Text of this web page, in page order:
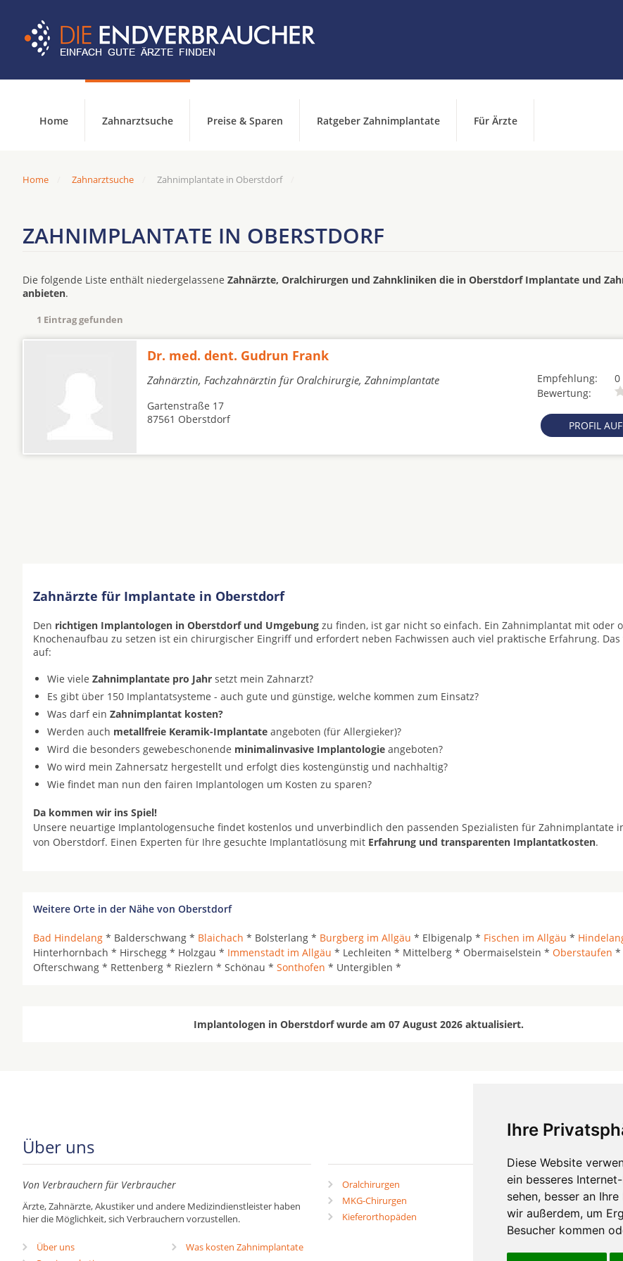
Ihre
Diese Website
ein besseres
sehen, besser an
wir außerdem, um
Besucher kommen
Home Zahnarztsuche Preise & Sparen Ratgeber Zahnimplantate Für Ärzte
Home Zahnarztsuche Zahnimplantate in Oberstdorf
ZAHNIMPLANTATE IN OBERSTDORF
Die folgende Liste enthält niedergelassene Zahnärzte, Oralchirurgen und Zahnkliniken die in Oberstdorf Implantate und
anbieten.
1 Eintrag gefunden
Dr. med. dent. Gudrun Frank
Zahnärztin, Fachzahnärztin für Oralchirurgie, Zahnimplantate Empfehlung:
0
Bewertung:
PROFIL
Gartenstraße 17
87561 Oberstdorf
Zahnärzte für Implantate in Oberstdorf
Den richtigen Implantologen in Oberstdorf und Umgebung zu finden, ist gar nicht so einfach. Ein Zahnimplantat mit oder
Knochenaufbau zu setzen ist ein chirurgischer Eingriff und erfordert neben Fachwissen auch viel praktische Erfahrung.
auf:
Wie viele Zahnimplantate pro Jahr setzt mein Zahnarzt?
Es gibt über 150 Implantatsysteme - auch gute und günstige, welche kommen zum Einsatz?
Was darf ein Zahnimplantat kosten?
Werden auch metallfreie Keramik-Implantate angeboten (für Allergieker)?
Wird die besonders gewebeschonende minimalinvasive Implantologie angeboten?
Wo wird mein Zahnersatz hergestellt und erfolgt dies kostengünstig und nachhaltig?
Wie findet man nun den fairen Implantologen um Kosten zu sparen?
Da kommen wir ins Spiel!
Unsere neuartige Implantologensuche findet kostenlos und unverbindlich den passenden Spezialisten für Zahnimplantate
von Oberstdorf. Einen Experten für Ihre gesuchte Implantatlösung mit Erfahrung und transparenten Implantatkosten.
Weitere Orte in der Nähe von Oberstdorf
Bad Hindelang * Balderschwang * Blaichach * Bolsterlang * Burgberg im Allgäu * Elbigenalp * Fischen im Allgäu *
Hinterhornbach * Hirschegg * Holzgau * Immenstadt im Allgäu * Lechleiten * Mittelberg * Obermaiselstein * Oberstaufen *
Ofterschwang * Rettenberg * Riezlern * Schönau * Sonthofen * Untergiblen *
Implantologen in Oberstdorf wurde am 07 August 2026 aktualisiert.
Über uns
Von Verbrauchern für Verbraucher
Ärzte, Zahnärzte, Akustiker und andere Medizindienstleister haben
hier die Möglichkeit, sich Verbrauchern vorzustellen.
Über uns
Was kosten Zahnimplantate
Oralchirurgen
MKG-Chirurgen
Kieferorthopäden
Zahnärzte in Städten
Zahnärzte in Stadtteilen